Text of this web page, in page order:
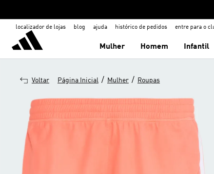
localizador de lojas blog ajuda histórico de pedidos entre para o
Mulher Homem Infantil
Voltar Página Inicial / Mulher / Roupas